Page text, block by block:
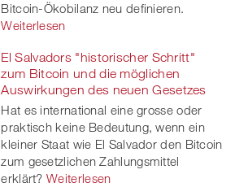
Bitcoin-Ökobilanz neu definieren.
Weiterlesen
El Salvadors "historischer Schritt"
zum Bitcoin und die möglichen
Auswirkungen des neuen Gesetzes
Hat es international eine grosse oder
praktisch keine Bedeutung, wenn ein
kleiner Staat wie El Salvador den Bitcoin
zum gesetzlichen Zahlungsmittel
erklärt? Weiterlesen